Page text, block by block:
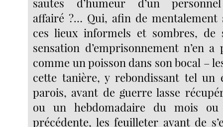
sautes d’humeur d’un
affairé ?… Qui, afin de mentalement
ces lieux informels et sombres, de
sensation d’emprisonnement n’en
comme un poisson dans son bocal –
cette tanière, y rebondissant tel un
parois, avant de guerre lasse
ou un hebdomadaire du mois
précédente, les feuilleter avant de